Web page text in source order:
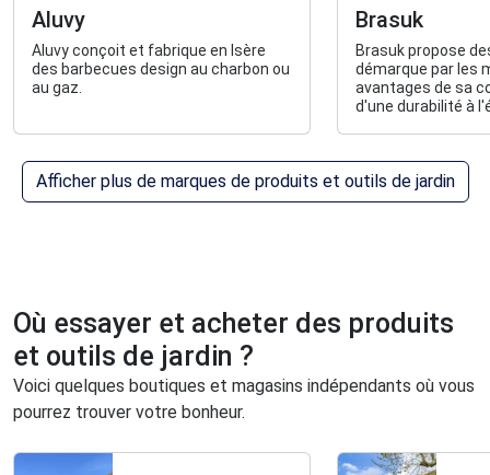
Aluvy
Aluvy conçoit et fabrique en Isère
des barbecues design au charbon ou
au gaz.
Brasuk
Brasuk propose
démarque par les
avantages de sa
d'une durabilité à
Afficher plus de marques de produits et outils de jardin
Où essayer et acheter des produits
et outils de jardin ?
Voici quelques boutiques et magasins indépendants où vous
pourrez trouver votre bonheur.